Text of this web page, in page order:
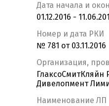
Дата начала и
01.12.2016 -
Номер и дата РКИ
№ 781 от 03.11.2016
Организация,
ГлаксоСмитКляйн
Дивелопмент
Наименование ЛП